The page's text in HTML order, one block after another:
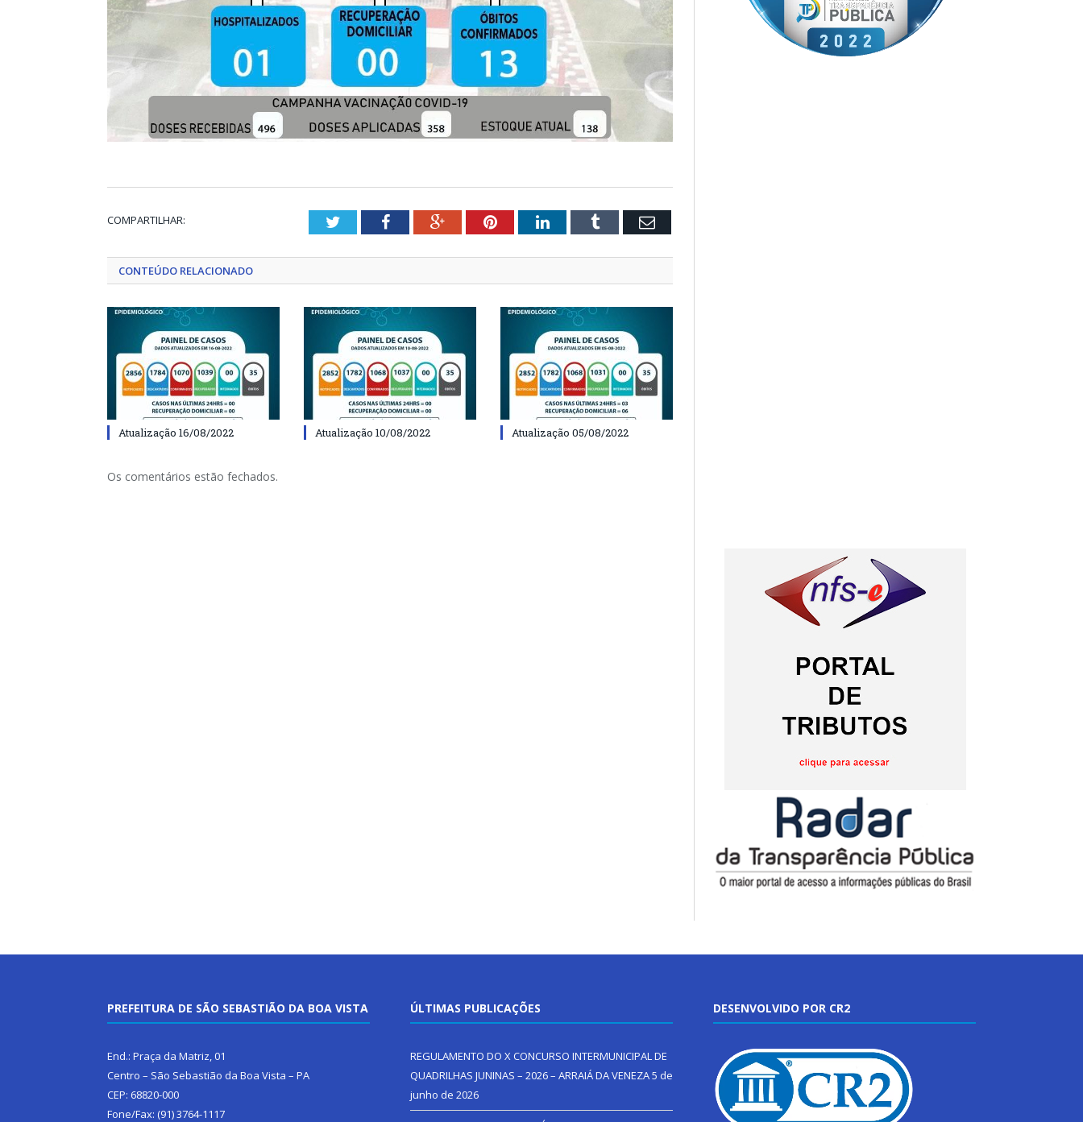
COMPARTILHAR: TwitterFacebookGoogle+PinterestLinkedInTumblr Email
CONTEÚDO RELACIONADO
Atualização 16/08/2022 Atualização 10/08/2022 Atualização 05/08/2022
Os comentários estão fechados.
PREFEITURA DE SÃO SEBASTIÃO DA BOA VISTA
End.: Praça da Matriz, 01
Centro – São Sebastião da Boa Vista – PA
CEP: 68820-000
Fone/Fax: (91) 3764-1117
ÚLTIMAS PUBLICAÇÕES
REGULAMENTO DO X CONCURSO INTERMUNICIPAL DE
QUADRILHAS JUNINAS – 2026 – ARRAIÁ DA VENEZA5 de
junho de 2026
DESENVOLVIDO POR CR2